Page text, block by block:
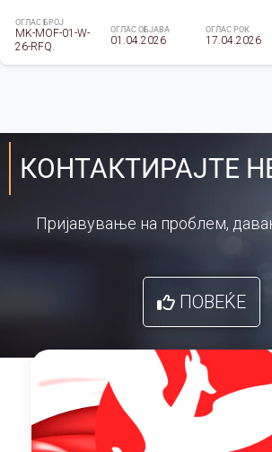
ОГЛАС БРОЈ
MK-MOF-01-W-
26-RFQ.
ОГЛАС ОБЈАВА
01.04.2026
ОГЛАС РОК
17.04.2026
КОНТАКТИРАЈТЕ
Пријавување на проблем,
ПОВЕЌЕ